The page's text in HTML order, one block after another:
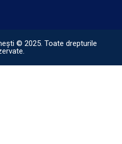
© 2025. Toate drepturile